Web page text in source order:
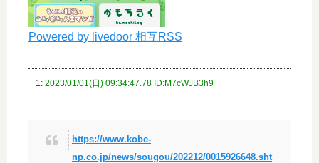
Powered by livedoor 相互RSS
1: 2023/01/01(日) 09:34:47.78 ID:M7cWJB3h9
https://www.kobe-
np.co.jp/news/sougou/202212/0015926648.sht